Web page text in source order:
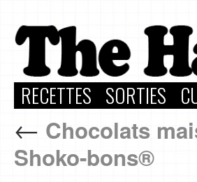
RECETTES SORTIES
← Chocolats
Shoko-bons®